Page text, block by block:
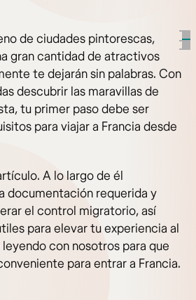
de ciudades pintorescas,
gran cantidad de atractivos
te dejarán sin palabras. Con
descubrir las maravillas de
tu primer paso debe ser
para viajar a Francia desde
A lo largo de él
documentación requerida y
el control migratorio, así
para elevar tu experiencia al
con nosotros para que
para entrar a Francia.